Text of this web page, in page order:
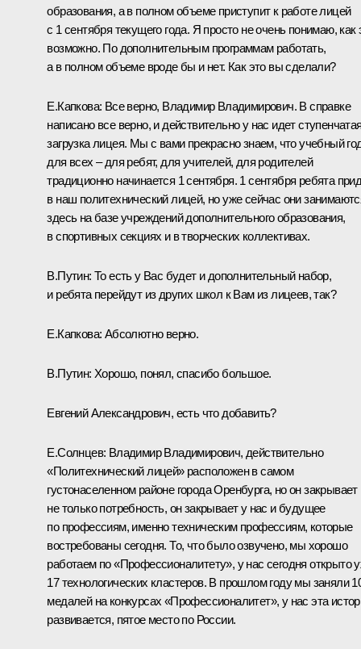
образования, а в полном объеме приступит к работе лицей
с 1 сентября текущего года. Я просто не очень понимаю, как
возможно. По дополнительным программам работать,
а в полном объеме вроде бы и нет. Как это вы сделали?
Е.Капкова: Все верно, Владимир Владимирович. В справке
написано все верно, и действительно у нас идет
загрузка лицея. Мы с вами прекрасно знаем, что учебный
для всех – для ребят, для учителей, для родителей
традиционно начинается 1 сентября. 1 сентября ребята
в наш политехнический лицей, но уже сейчас они
здесь на базе учреждений дополнительного образования,
в спортивных секциях и в творческих коллективах.
В.Путин: То есть у Вас будет и дополнительный набор,
и ребята перейдут из других школ к Вам из лицеев, так?
Е.Капкова: Абсолютно верно.
В.Путин: Хорошо, понял, спасибо большое.
Евгений Александрович, есть что добавить?
Е.Солнцев: Владимир Владимирович, действительно
«Политехнический лицей» расположен в самом
густонаселенном районе города Оренбурга, но он закрывает
не только потребность, он закрывает у нас и будущее
по профессиям, именно техническим профессиям, которые
востребованы сегодня. То, что было озвучено, мы хорошо
работаем по «Профессионалитету», у нас сегодня открыто
17 технологических кластеров. В прошлом году мы заняли
медалей на конкурсах «Профессионалитет», у нас эта
развивается, пятое место по России.